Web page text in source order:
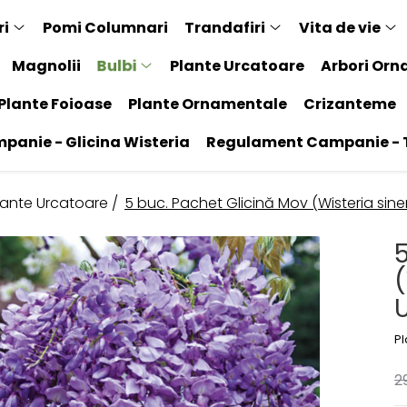
Pomi Columnari Trandafiri
Vita de vie
Magnolii Bulbi Plante Urcatoare
Arbori
Foioase
Plante Ornamentale
Crizanteme
- Glicina Wisteria
Regulament Campanie
Urcatoare / 5 buc. Pachet Glicină Mov (Wisteria